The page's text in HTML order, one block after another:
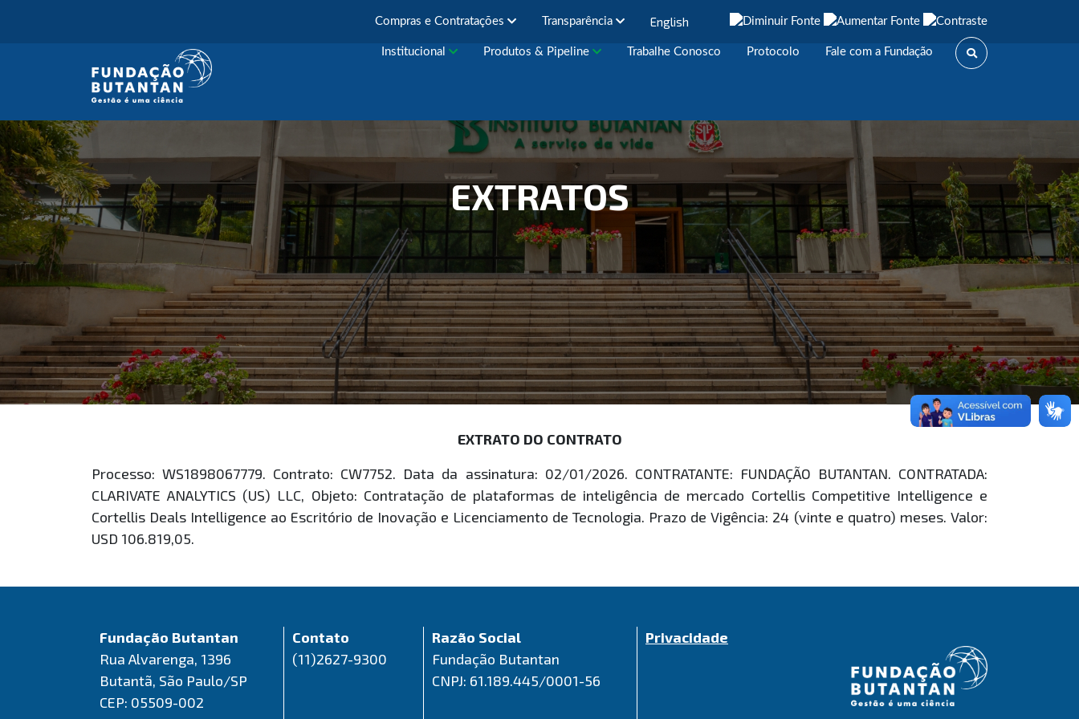
Compras e Contratações Transparência English
Institucional Produtos & Pipeline Trabalhe Conosco Protocolo Fale com a Fundação
EXTRATOS
EXTRATO DO CONTRATO
Processo: WS1898067779. Contrato: CW7752. Data da assinatura: 02/01/2026. CONTRATANTE: FUNDAÇÃO BUTANTAN. CONTRATADA:
CLARIVATE ANALYTICS (US) LLC, Objeto: Contratação de plataformas de inteligência de mercado Cortellis Competitive Intelligence e
Cortellis Deals Intelligence ao Escritório de Inovação e Licenciamento de Tecnologia. Prazo de Vigência: 24 (vinte e quatro) meses. Valor:
USD 106.819,05.
Fundação Butantan
Rua Alvarenga, 1396
Butantã, São Paulo/SP
CEP: 05509-002
Contato
(11)2627-9300
Razão Social
Fundação Butantan
CNPJ: 61.189.445/0001-56
Privacidade